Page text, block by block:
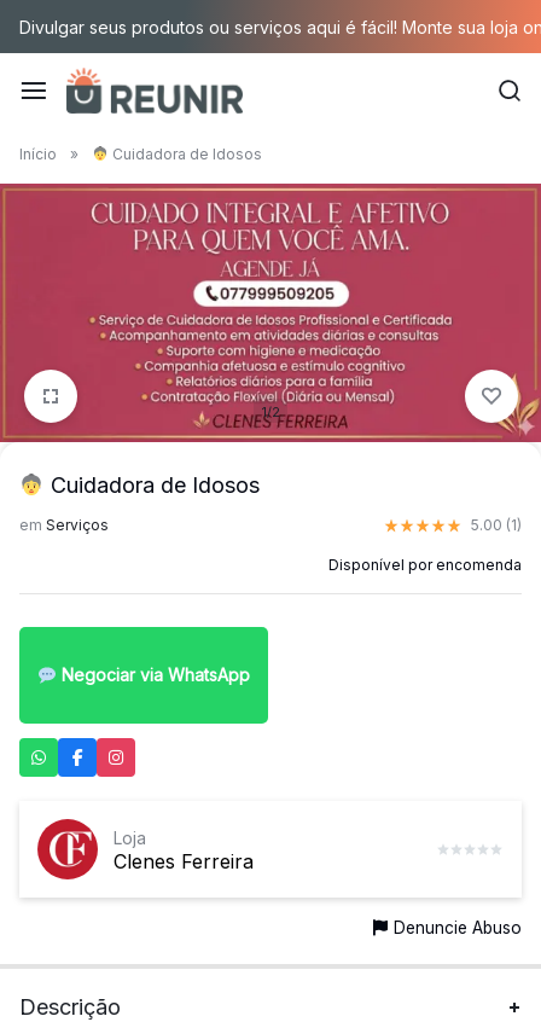
conteúdo
Divulgar seus produtos ou serviços aqui é fácil! Monte sua loja
a
tecnologia
oportunizando
trabalho
decente
quem
precisa!
Início » Cuidadora de Idosos
1/2
Cuidadora de Idosos
em Serviços Nota5.00de 55.00 (1)
Disponível por encomenda
Negociar via WhatsApp
Clenes Ferreira
Loja
Denuncie Abuso
Descrição